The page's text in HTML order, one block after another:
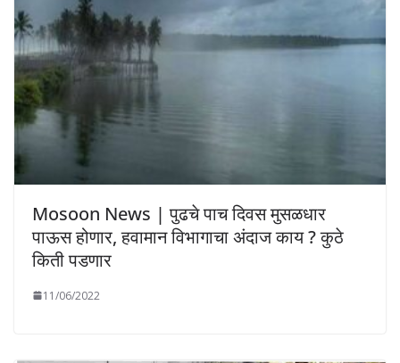
Mosoon News | पुढचे पाच दिवस मुसळधार
पाऊस होणार, हवामान विभागाचा अंदाज काय ? कुठे
किती पडणार
11/06/2022